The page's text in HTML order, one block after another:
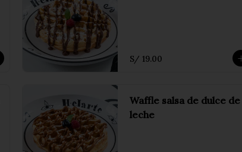
S/ 19.00
Waffle salsa de dulce de
leche